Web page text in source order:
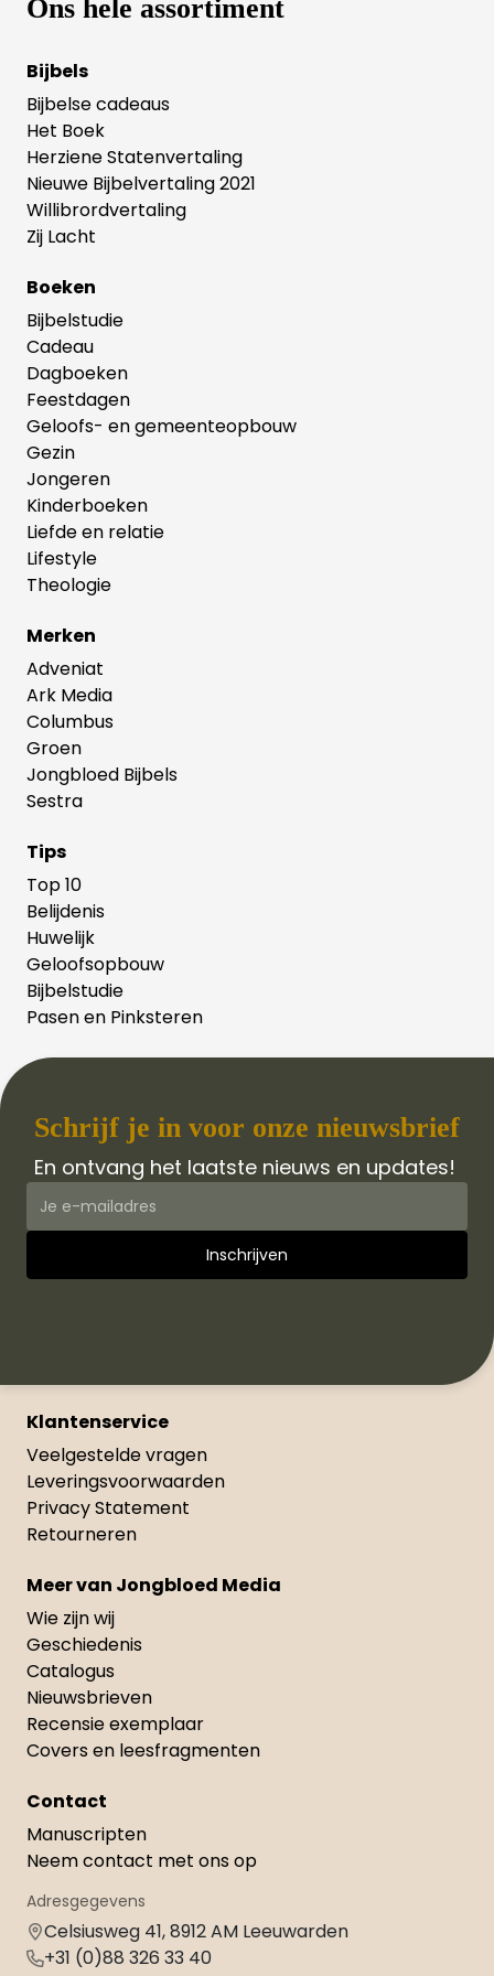
Ons hele assortiment
Bijbels
Bijbelse cadeaus
Het Boek
Herziene Statenvertaling
Nieuwe Bijbelvertaling 2021
Willibrordvertaling
Zij Lacht
Boeken
Bijbelstudie
Cadeau
Dagboeken
Feestdagen
Geloofs- en gemeenteopbouw
Gezin
Jongeren
Kinderboeken
Liefde en relatie
Lifestyle
Theologie
Merken
Adveniat
Ark Media
Columbus
Groen
Jongbloed Bijbels
Sestra
Tips
Top 10
Belijdenis
Huwelijk
Geloofsopbouw
Bijbelstudie
Pasen en Pinksteren
Schrijf je in voor onze nieuwsbrief
En ontvang het laatste nieuws en updates!
Klantenservice
Veelgestelde vragen
Leveringsvoorwaarden
Privacy Statement
Retourneren
Meer van Jongbloed Media
Wie zijn wij
Geschiedenis
Catalogus
Nieuwsbrieven
Recensie exemplaar
Covers en leesfragmenten
Contact
Manuscripten
Neem contact met ons op
Adresgegevens
Celsiusweg 41, 8912 AM Leeuwarden
+31 (0)88 326 33 40